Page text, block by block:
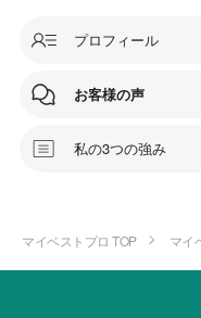
プロフィール
お客様の声
私の3つの強み
マイベストプロ TOP マイ